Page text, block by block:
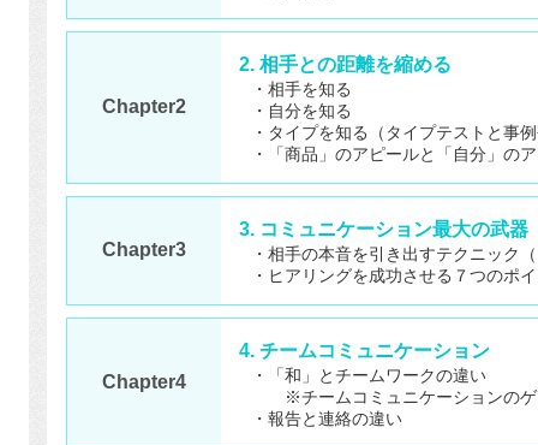
Chapter2
2. 相手との距離を縮める
・相手を知る
・自分を知る
・タイプを知る（タイプテストと事
・「商品」のアピールと「自分」の
Chapter3
3. コミュニケーション最大の武器
・相手の本音を引き出すテクニック
・ヒアリングを成功させる７つのポ
Chapter4
4. チームコミュニケーション
・「和」とチームワークの違い
※チームコミュニケーションのゲ
・報告と連絡の違い